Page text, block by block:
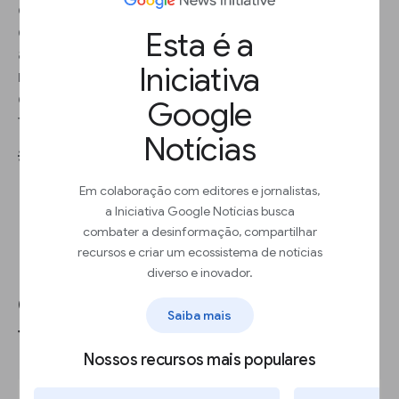
Esta é a
Iniciativa
Google
Notícias
Em colaboração com editores e jornalistas,
a Iniciativa Google Notícias busca
combater a desinformação, compartilhar
recursos e criar um ecossistema de notícias
diverso e inovador.
Saiba mais
Nossos recursos mais populares
configurar lances de cabeçalho, você permite
que os anunciantes façam lances em blocos de
anúncios nos navegadores. Os grupos de
rendimento são mais rápidos de configurar do
que os itens de linha com prioridade de preço e
fornecem relatórios mais específicos.
💡 Práticas recomendadas
Coloque anúncios nativos em
tela cheia